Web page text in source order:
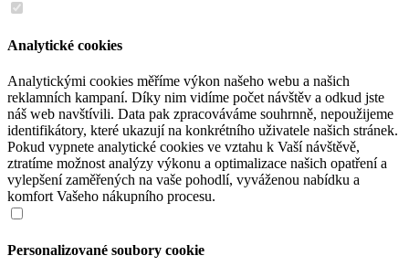
Analytické cookies
Analytickými cookies měříme výkon našeho webu a našich
reklamních kampaní. Díky nim vidíme počet návštěv a odkud jste
náš web navštívili. Data pak zpracováváme souhrnně, nepoužijeme
identifikátory, které ukazují na konkrétního uživatele našich stránek.
Pokud vypnete analytické cookies ve vztahu k Vaší návštěvě,
ztratíme možnost analýzy výkonu a optimalizace našich opatření a
vylepšení zaměřených na vaše pohodlí, vyváženou nabídku a
komfort Vašeho nákupního procesu.
Personalizované soubory cookie